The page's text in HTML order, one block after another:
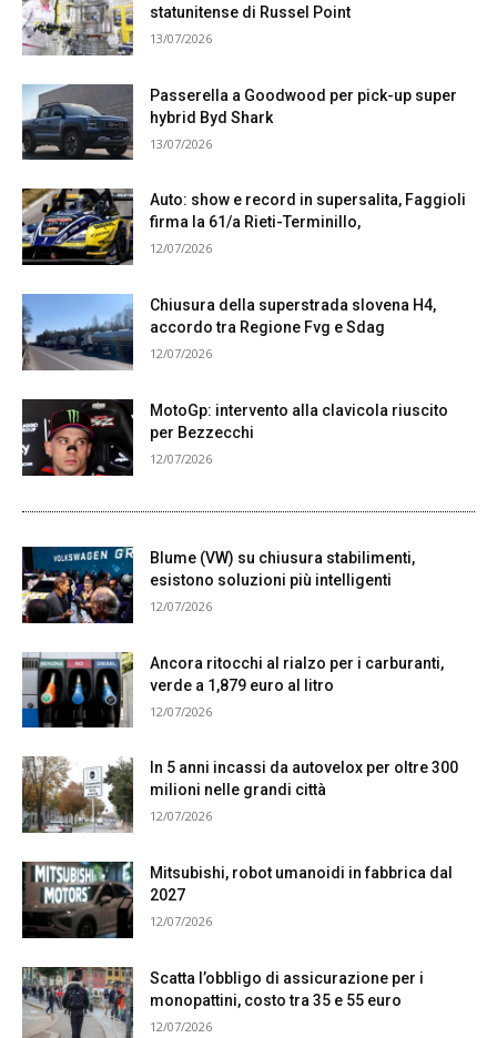
statunitense di Russel Point
13/07/2026
Passerella a Goodwood per pick-up super
hybrid Byd Shark
13/07/2026
Auto: show e record in supersalita, Faggioli
firma la 61/a Rieti-Terminillo,
12/07/2026
Chiusura della superstrada slovena H4,
accordo tra Regione Fvg e Sdag
12/07/2026
MotoGp: intervento alla clavicola riuscito
per Bezzecchi
12/07/2026
Blume (VW) su chiusura stabilimenti,
esistono soluzioni più intelligenti
12/07/2026
Ancora ritocchi al rialzo per i carburanti,
verde a 1,879 euro al litro
12/07/2026
In 5 anni incassi da autovelox per oltre 300
milioni nelle grandi città
12/07/2026
Mitsubishi, robot umanoidi in fabbrica dal
2027
12/07/2026
Scatta l’obbligo di assicurazione per i
monopattini, costo tra 35 e 55 euro
12/07/2026